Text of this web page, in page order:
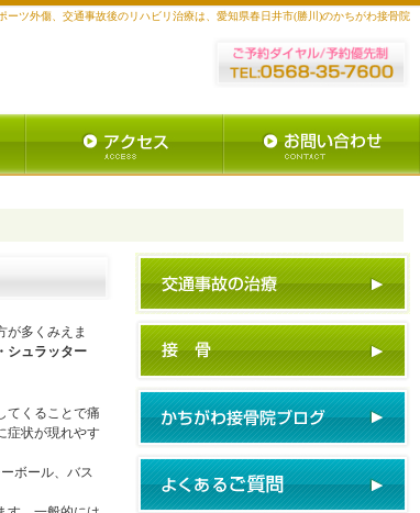
ーツ外傷、交通事故後のリハビリ治療は、愛知県春日井市(勝川)のかちがわ接骨院
が多くみえま
シュラッター
てくることで痛
症状が現れやす
ボール、バス